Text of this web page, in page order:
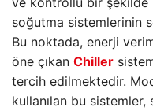
soğutma sistemlerinin
Bu noktada, enerji
öne çıkan Chiller
tercih edilmektedir.
kullanılan bu sistemler,